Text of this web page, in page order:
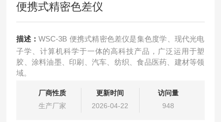
便携式精密色差仪
描述：WSC-3B 便携式精密色差仪是集色度学、现代光电
子学、计算机科学于一体的高科技产品，广泛运用于塑
胶、涂料油墨、印刷、汽车、纺织、食品医药、建材等领
域。
厂商性质
生产厂家
更新时间
2026-04-22
访问量
948